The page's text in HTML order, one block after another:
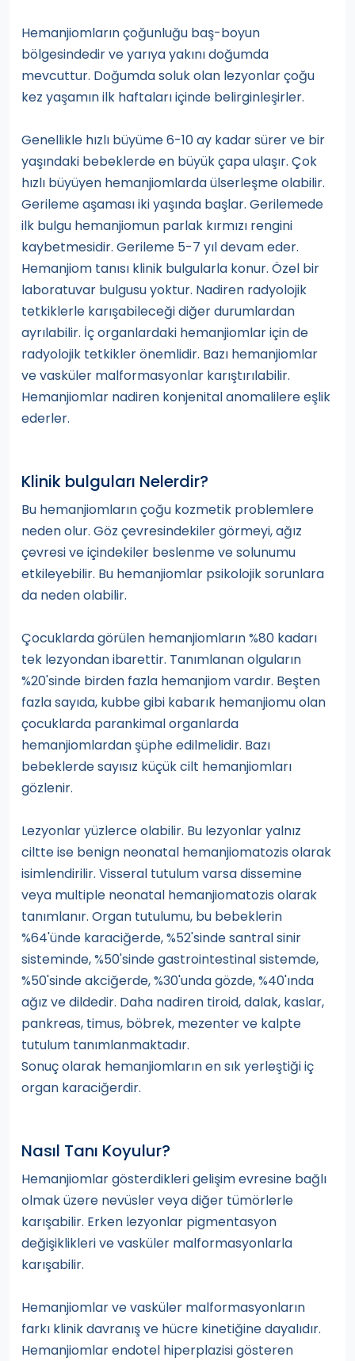
Hemanjiomların çoğunluğu baş-boyun
bölgesindedir ve yarıya yakını doğumda
mevcuttur. Doğumda soluk olan lezyonlar çoğu
kez yaşamın ilk haftaları içinde belirginleşirler.
Genellikle hızlı büyüme 6-10 ay kadar sürer ve bir
yaşındaki bebeklerde en büyük çapa ulaşır. Çok
hızlı büyüyen hemanjiomlarda ülserleşme olabilir.
Gerileme aşaması iki yaşında başlar. Gerilemede
ilk bulgu hemanjiomun parlak kırmızı rengini
kaybetmesidir. Gerileme 5-7 yıl devam eder.
Hemanjiom tanısı klinik bulgularla konur. Özel bir
laboratuvar bulgusu yoktur. Nadiren radyolojik
tetkiklerle karışabileceği diğer durumlardan
ayrılabilir. İç organlardaki hemanjiomlar için de
radyolojik tetkikler önemlidir. Bazı hemanjiomlar
ve vasküler malformasyonlar karıştırılabilir.
Hemanjiomlar nadiren konjenital anomalilere eşlik
ederler.
Klinik bulguları Nelerdir?
Bu hemanjiomların çoğu kozmetik problemlere
neden olur. Göz çevresindekiler görmeyi, ağız
çevresi ve içindekiler beslenme ve solunumu
etkileyebilir. Bu hemanjiomlar psikolojik sorunlara
da neden olabilir.
Çocuklarda görülen hemanjiomların %80 kadarı
tek lezyondan ibarettir. Tanımlanan olguların
%20'sinde birden fazla hemanjiom vardır. Beşten
fazla sayıda, kubbe gibi kabarık hemanjiomu olan
çocuklarda parankimal organlarda
hemanjiomlardan şüphe edilmelidir. Bazı
bebeklerde sayısız küçük cilt hemanjiomları
gözlenir.
Lezyonlar yüzlerce olabilir. Bu lezyonlar yalnız
ciltte ise benign neonatal hemanjiomatozis olarak
isimlendirilir. Visseral tutulum varsa dissemine
veya multiple neonatal hemanjiomatozis olarak
tanımlanır. Organ tutulumu, bu bebeklerin
%64'ünde karaciğerde, %52'sinde santral sinir
sisteminde, %50'sinde gastrointestinal sistemde,
%50'sinde akciğerde, %30'unda gözde, %40'ında
ağız ve dildedir. Daha nadiren tiroid, dalak, kaslar,
pankreas, timus, böbrek, mezenter ve kalpte
tutulum tanımlanmaktadır.
Sonuç olarak hemanjiomların en sık yerleştiği iç
organ karaciğerdir.
Nasıl Tanı Koyulur?
Hemanjiomlar gösterdikleri gelişim evresine bağlı
olmak üzere nevüsler veya diğer tümörlerle
karışabilir. Erken lezyonlar pigmentasyon
değişiklikleri ve vasküler malformasyonlarla
karışabilir.
Hemanjiomlar ve vasküler malformasyonların
farkı klinik davranış ve hücre kinetiğine dayalıdır.
Hemanjiomlar endotel hiperplazisi gösteren